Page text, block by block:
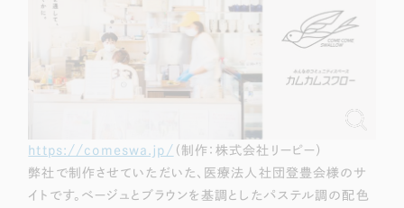
Service
サービス紹介
「仕組み」と「ノウハウ」
ECサイト制作
ブランドサイト制作
ブランディング支援
コーポレート・企業サイト （278件）
ブランドサイト・サービスサイト （85件）
https://comeswa.jp/ （制作：株式会社リーピー）
弊社で制作させていただいた、医療法人社団登豊会様のサ
イトです。ベージュとブラウンを基調としたパステル調の配色